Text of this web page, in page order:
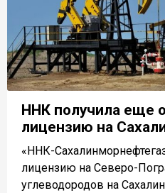
ННК получила еще
лицензию на
«ННК-
лицензию на Северо-
углеводородов на